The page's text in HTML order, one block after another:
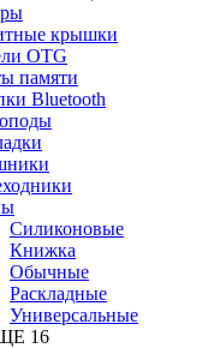
крышки
OTG
памяти
Bluetooth
Силиконовые
Книжка
Обычные
Раскладные
Универсальные
16